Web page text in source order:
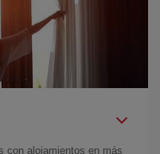
con alojamientos en más